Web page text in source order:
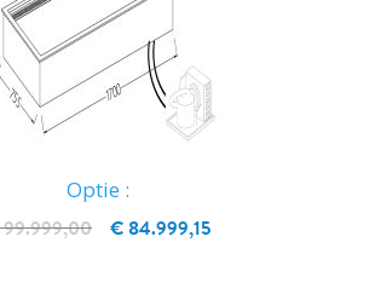
Optie :
€ 84.999,15